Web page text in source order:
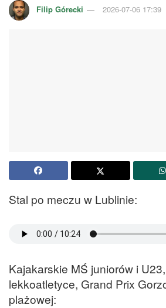
Filip Górecki 2026-07-06 17:39
Stal po meczu w Lublinie:
Kajakarskie MŚ juniorów i
lekkoatletyce, Grand Prix
plażowej: